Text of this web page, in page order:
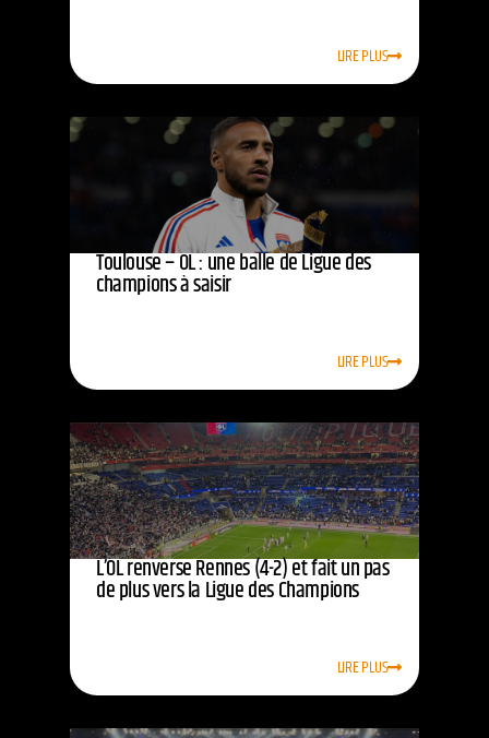
LIRE PLUS
Toulouse – OL : une balle de Ligue des
champions à saisir
LIRE PLUS
L’OL renverse Rennes (4-2) et fait un pas
de plus vers la Ligue des Champions
LIRE PLUS